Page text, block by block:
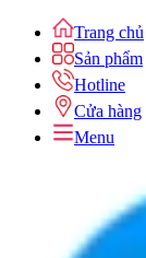
Trang chủ
Sản phẩm
Hotline
Cửa hàng
Menu